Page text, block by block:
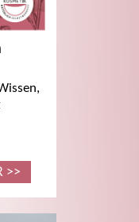
>>